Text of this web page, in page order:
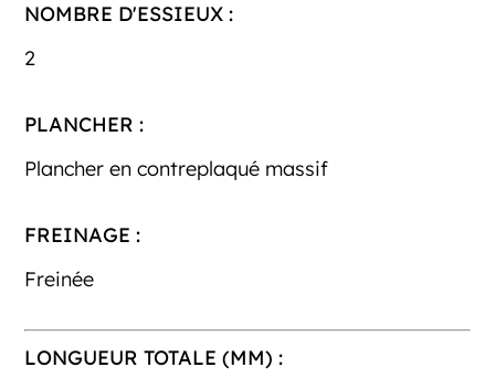
NOMBRE D'ESSIEUX :
2
PLANCHER :
Plancher en contreplaqué massif
FREINAGE :
Freinée
LONGUEUR TOTALE (MM) :